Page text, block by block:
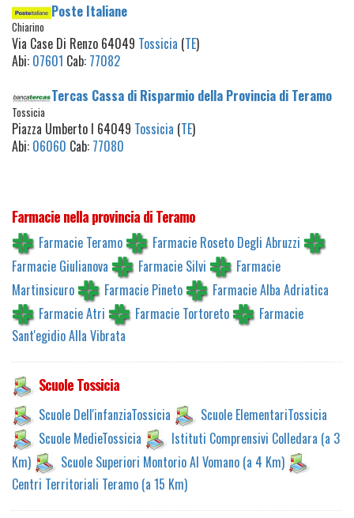
Poste Italiane
Chiarino
Via Case Di Renzo 64049 Tossicia (TE)
Abi: 07601 Cab: 77082
Tercas Cassa di Risparmio della Provincia di Teramo
Tossicia
Piazza Umberto I 64049 Tossicia (TE)
Abi: 06060 Cab: 77080
Farmacie nella provincia di Teramo
Farmacie Teramo
Farmacie Roseto Degli Abruzzi
Farmacie Giulianova
Farmacie Silvi
Farmacie
Martinsicuro
Farmacie Pineto
Farmacie Alba Adriatica
Farmacie Atri
Farmacie Tortoreto
Farmacie
Sant'egidio Alla Vibrata
Scuole Tossicia
Scuole Dell'infanziaTossicia
Scuole ElementariTossicia
Scuole MedieTossicia
Istituti Comprensivi Colledara (a 3
Km)
Scuole Superiori Montorio Al Vomano (a 4 Km)
Centri Territoriali Teramo (a 15 Km)